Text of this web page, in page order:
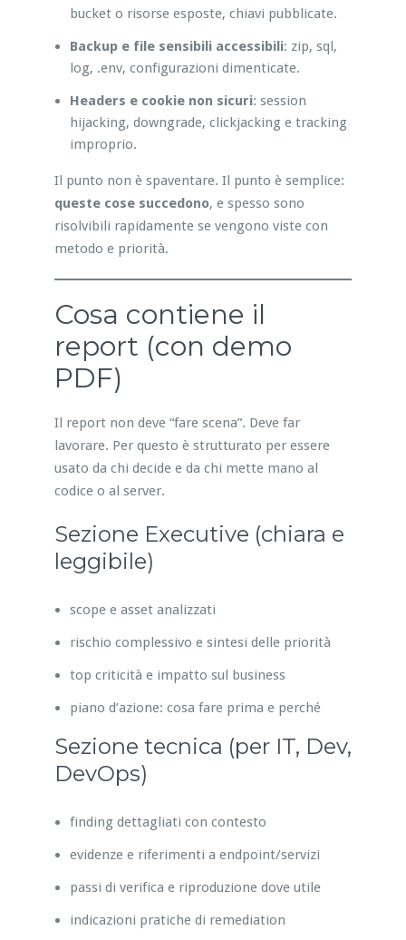
bucket o risorse esposte, chiavi pubblicate.
Backup e file sensibili accessibili: zip, sql,
log, .env, configurazioni dimenticate.
Headers e cookie non sicuri: session
hijacking, downgrade, clickjacking e tracking
improprio.
Il punto non è spaventare. Il punto è semplice:
queste cose succedono, e spesso sono
risolvibili rapidamente se vengono viste con
metodo e priorità.
Cosa contiene il
report (con demo
PDF)
Il report non deve “fare scena”. Deve far
lavorare. Per questo è strutturato per essere
usato da chi decide e da chi mette mano al
codice o al server.
Sezione Executive (chiara e
leggibile)
scope e asset analizzati
rischio complessivo e sintesi delle priorità
top criticità e impatto sul business
piano d’azione: cosa fare prima e perché
Sezione tecnica (per IT, Dev,
DevOps)
finding dettagliati con contesto
evidenze e riferimenti a endpoint/servizi
passi di verifica e riproduzione dove utile
indicazioni pratiche di remediation